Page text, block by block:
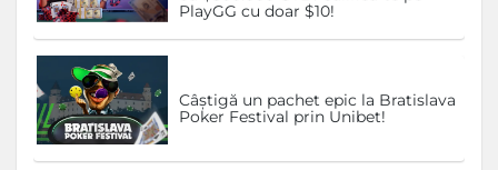
PlayGG cu doar $10!
Câștigă un pachet epic la Bratislava
Poker Festival prin Unibet!